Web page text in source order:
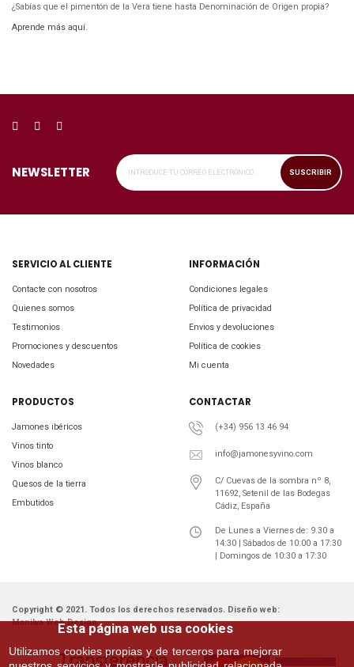
Esta página web usa cookies
Utilizamos cookies propias y de terceros para mejorar
¿Sabías que el pimentón de la Vera tiene hasta Denominación de Origen propia?
Aprende más aquí
NEWSLETTER SUSCRIBIR
SERVICIO AL CLIENTE
Contacte con nosotros
Quienes somos
Testimonios
Promociones y descuentos
Novedades
INFORMACIÓN
Condiciones legales
Política de privacidad
Envios y devoluciones
Política de cookies
Mi cuenta
PRODUCTOS
Jamones ibéricos
Vinos tinto
Vinos blanco
Quesos de la tierra
Embutidos
CONTACTAR
(+34) 956 13 46 94
info@jamonesyvino.com
C/ Cuevas de la sombra nº 8,
11692, Setenil de las Bodegas
Cádiz, España
De Lunes a Viernes de: 9.30 a
14:30 | Sábados de 10:00 a 17:30
| Domingos de 10:30 a 17:30
Copyright © 2021. Todos los derechos reservados. Diseño web:
Manilva Web Design